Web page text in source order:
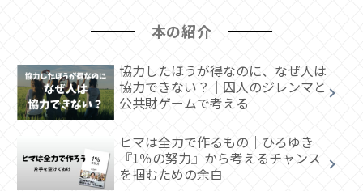
本の紹介
協力したほうが得なのに、なぜ人は
協力できない？｜囚人のジレンマと
公共財ゲームで考える
ヒマは全力で作るもの｜ひろゆき
『1％の努力』から考えるチャンス
を掴むための余白